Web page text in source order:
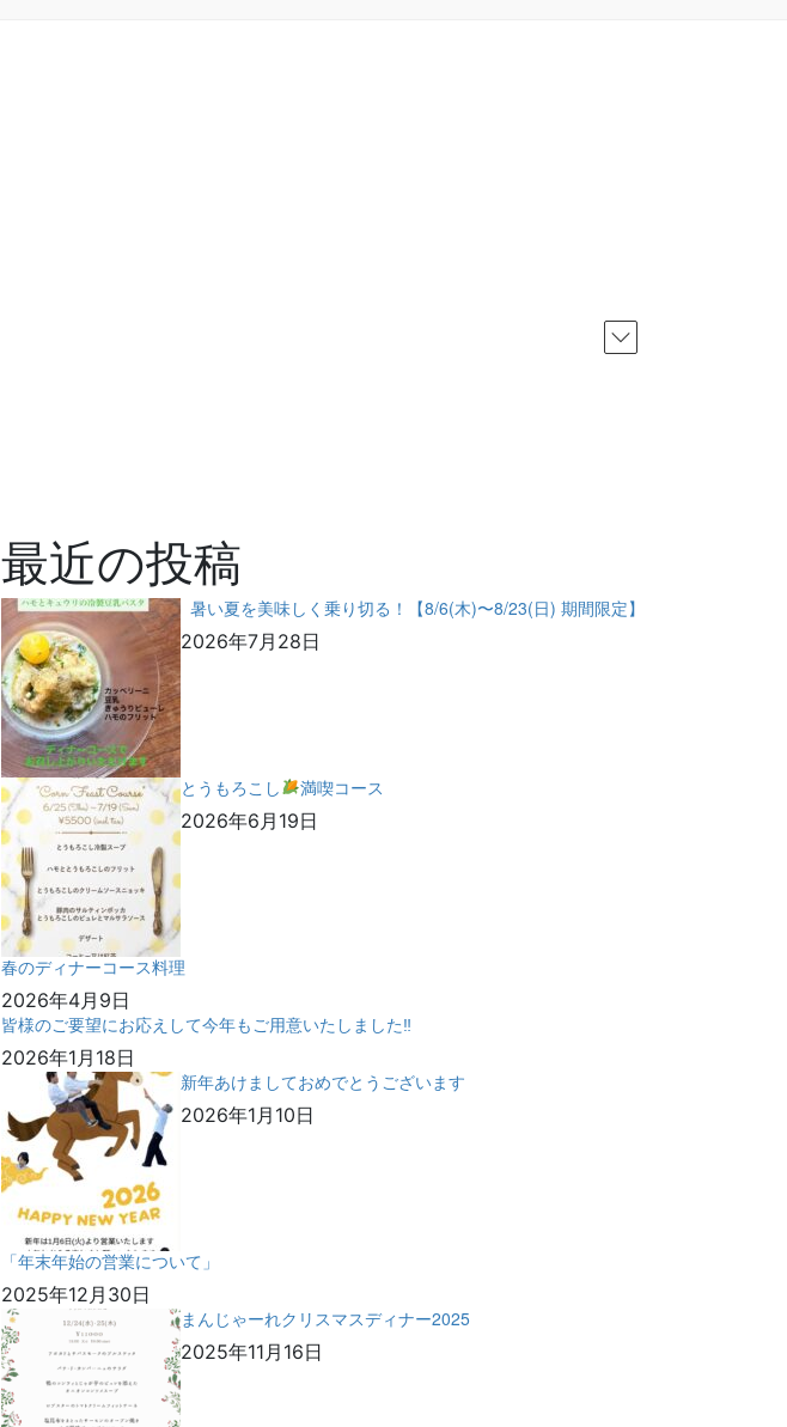
最近の投稿
暑い夏を美味しく乗り切る！【8/6(木)〜8/23(日) 期間限定】
2026年7月28日
とうもろこし
満喫コース
2026年6月19日
春のディナーコース料理
2026年4月9日
皆様のご要望にお応えして今年もご用意いたしました‼︎
2026年1月18日
新年あけましておめでとうございます
2026年1月10日
「年末年始の営業について」
2025年12月30日
まんじゃーれクリスマスディナー2025
2025年11月16日